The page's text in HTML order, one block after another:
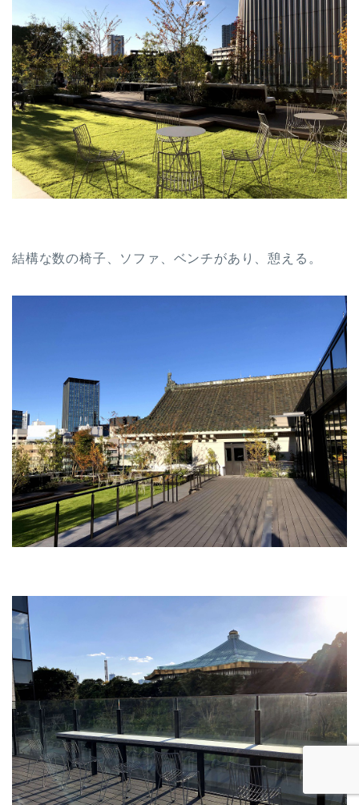
結構な数の椅子、ソファ、ベンチがあり、憩える。